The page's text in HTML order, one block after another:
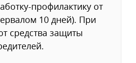
профилактику от
10 дней). При
средства защиты